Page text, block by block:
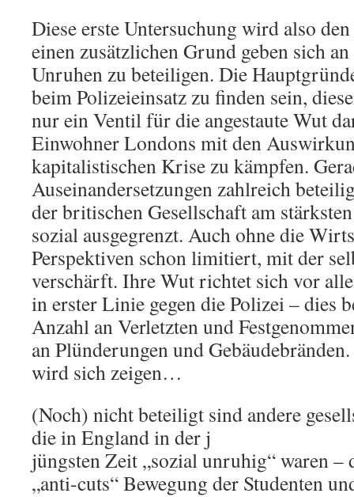
Diese erste Untersuchung wird also
einen zusätzlichen Grund geben sich
Unruhen zu beteiligen. Die
beim Polizeieinsatz zu finden sein,
nur ein Ventil für die angestaute Wut
Einwohner Londons mit den
kapitalistischen Krise zu kämpfen.
Auseinandersetzungen zahlreich
der britischen Gesellschaft am
sozial ausgegrenzt. Auch ohne die
Perspektiven schon limitiert, mit der
verschärft. Ihre Wut richtet sich vor
in erster Linie gegen die Polizei – dies
Anzahl an Verletzten und
an Plünderungen und
wird sich zeigen…
(Noch) nicht beteiligt sind andere
die in England in der j
jüngsten Zeit „sozial unruhig“ waren –
„anti-cuts“ Bewegung der Studenten